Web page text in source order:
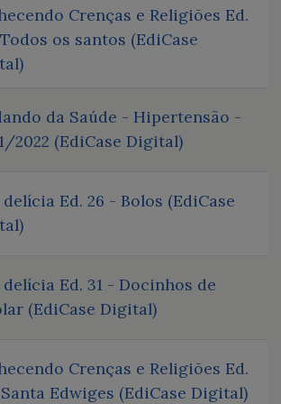
Crenças e Religiões Ed.
os santos (EdiCase
da Saúde - Hipertensão -
2022 (EdiCase Digital)
Ed. 26 - Bolos (EdiCase
delícia Ed. 31 - Docinhos de
(EdiCase Digital)
Crenças e Religiões Ed.
Edwiges (EdiCase Digital)